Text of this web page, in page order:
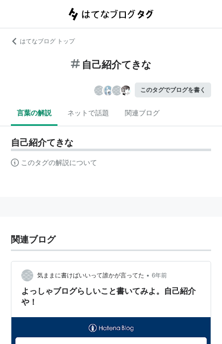
はてなブログ トップ
自己紹介てきな
このタグでブログを書く
言葉の解説 ネットで話題 関連ブログ
自己紹介てきな
このタグの解説について
関連ブログ
気ままに書けばいいって誰かが言ってた • 6年前
よっしゃブログらしいこと書いてみよ。自己紹介
や！